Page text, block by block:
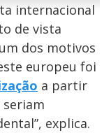
internacional
de vista
dos motivos
europeu foi
a partir
seriam
explica.